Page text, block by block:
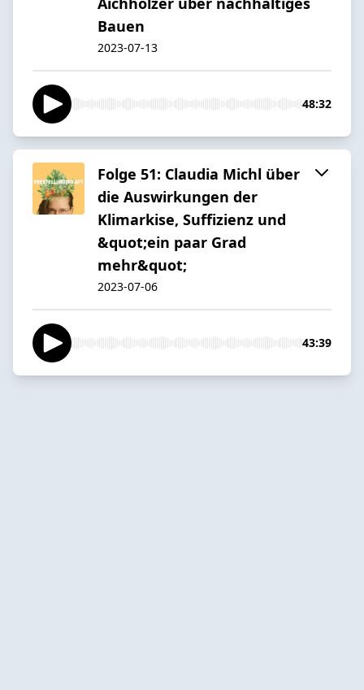
Bauen
2023-07-13
48:32
Folge 51: Claudia Michl über
die Auswirkungen der
Klimarkise, Suffizienz und
&quot;ein paar Grad
mehr&quot;
2023-07-06
43:39